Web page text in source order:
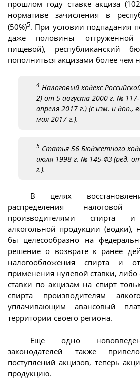
прошлом году ставке акциза
нормативе зачисления в
(50%)5. При условии подпадания
даже половины отгруженной
пищевой), республиканский
пополниться акцизами более чем
4 Налоговый кодекс
2) от 5 августа 2000 г. №
апреля 2017 г.) (с изм. и доп.,
мая 2017 г.).
5 Статья 56 Бюджетного
июля 1998 г. № 145-ФЗ (ред.
г.).
В целях
распределения
производителями спирта и
алкогольной продукции
бы целесообразно на
решение о возврате к ранее
налогообложения спирта и
применения нулевой ставки,
ставки по акцизам на спирт
спирта производителям
уплачивающим авансовый
территории своего региона.
Еще одно
законодателей также
поступлений акцизов, теперь
продукцию.